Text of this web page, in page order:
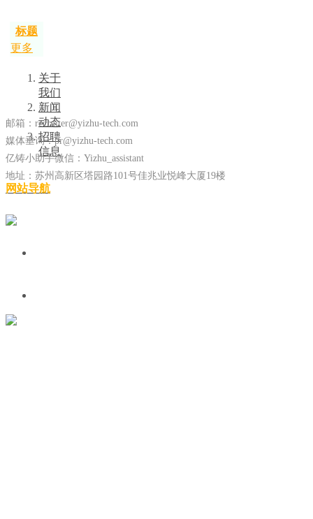
标题
更多
关于
我们
新闻
动态
招聘
信息
邮箱：recruiter@yizhu-tech.com
媒体垂询：pr@yizhu-tech.com
亿铸小助手微信：Yizhu_assistant
地址：苏州高新区塔园路101号佳兆业悦峰大厦19楼
网站导航